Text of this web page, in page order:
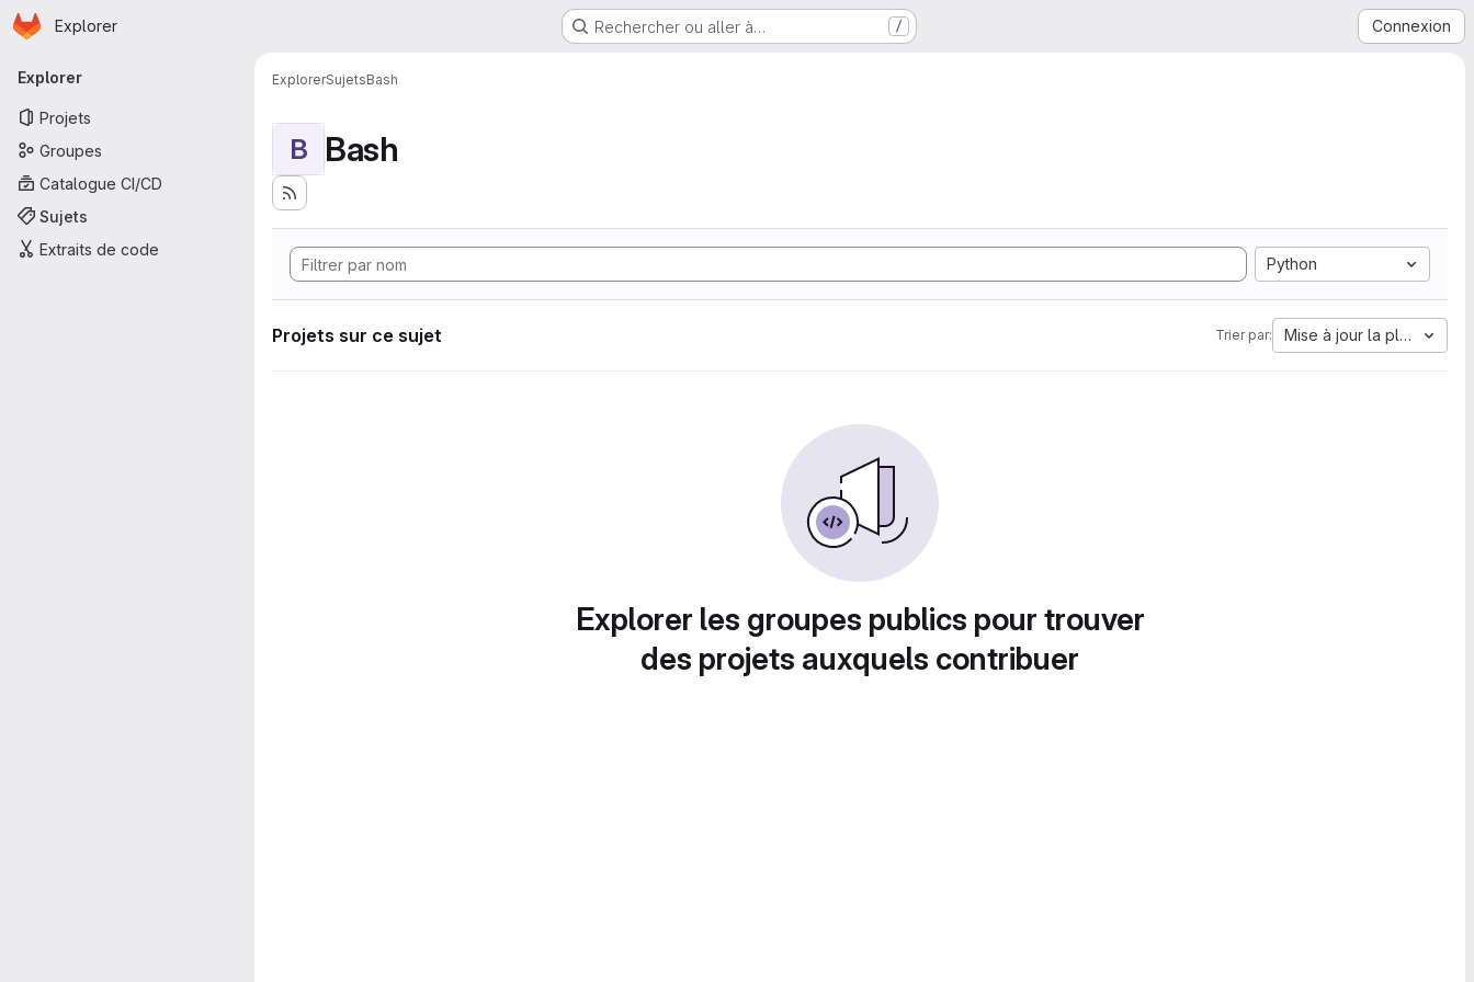
Passer au contenu principal
Page d'accueil
Explorer Rechercher ou aller à… / Connexion
Navigation principale
Explorer
Projets
Groupes
Catalogue CI/CD
Sujets
Extraits de code
ExplorerSujetsBash
B Bash
Python
Projets sur ce sujet Trier par: Mise à jour la plus
Explorer les groupes publics pour trouver
des projets auxquels contribuer